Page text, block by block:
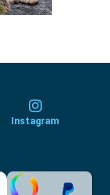
Instagram